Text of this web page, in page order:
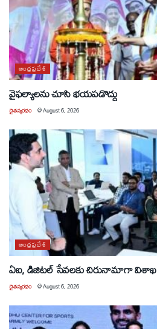
ఆంధ్రప్రదేశ్
వైఫల్యాలను చూసి భయపడొద్దు
చైతన్యరధం @August 6, 2026
ఆంధ్రప్రదేశ్
ఏఐ, డిజిటల్ సేవలకు చిరునామాగా విశాఖ
చైతన్యరధం @August 6, 2026